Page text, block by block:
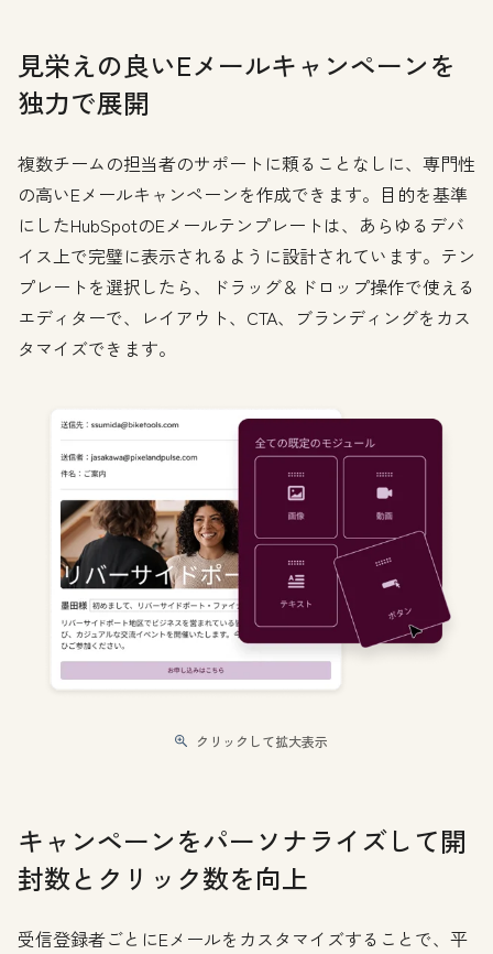
見栄えの良いEメールキャンペーンを
独力で展開
複数チームの担当者のサポートに頼ることなしに、専門性
の高いEメールキャンペーンを作成できます。目的を基準
にしたHubSpotのEメールテンプレートは、あらゆるデバ
イス上で完璧に表示されるように設計されています。テン
プレートを選択したら、ドラッグ＆ドロップ操作で使える
エディターで、レイアウト、CTA、ブランディングをカス
タマイズできます。
クリックして拡大表示
キャンペーンをパーソナライズして開
封数とクリック数を向上
受信登録者ごとにEメールをカスタマイズすることで、平